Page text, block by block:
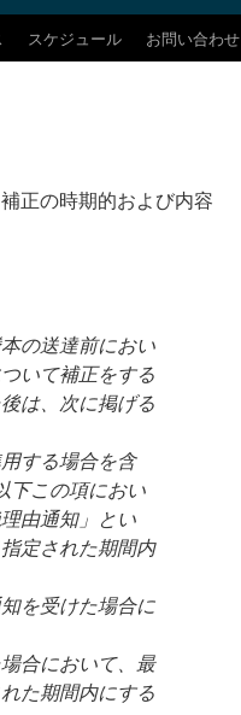
スケジュール お問い合わせ
正の時期的および内容
の送達前におい
いて補正をする
は、次に掲げる
する場合を含
下この項におい
由通知」とい
定された期間内
を受けた場合に
合において、最
た期間内にする